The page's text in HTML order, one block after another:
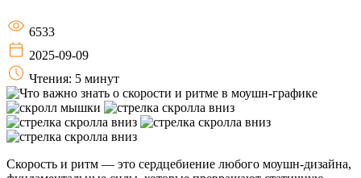
6533
2025-09-09
Чтения: 5 минут
Скорость и ритм — это сердцебиение любого моушн-дизайна,